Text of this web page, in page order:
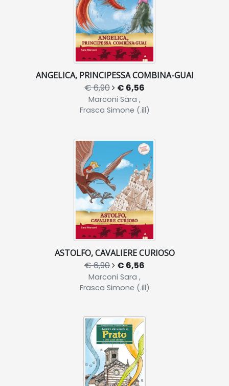
ANGELICA, PRINCIPESSA COMBINA-GUAI
€ 6,90 € 6,56
Marconi Sara ,
Frasca Simone (.ill)
ASTOLFO, CAVALIERE CURIOSO
€ 6,90 € 6,56
Marconi Sara ,
Frasca Simone (.ill)